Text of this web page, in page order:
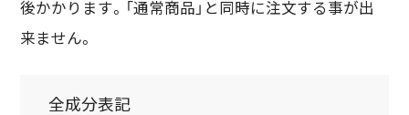
後かかります。「通常商品」と同時に注文する事が出
来ません。
全成分表記